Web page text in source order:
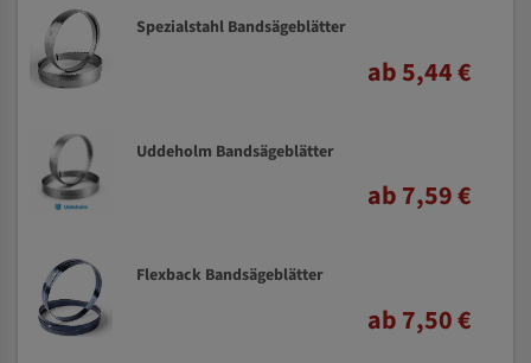
Spezialstahl Bandsägeblätter
ab 5,44 €
Uddeholm Bandsägeblätter
ab 7,59 €
Flexback Bandsägeblätter
ab 7,50 €